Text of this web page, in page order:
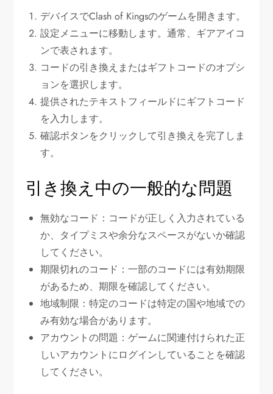
デバイスでClash of Kingsのゲームを開きます。
設定メニューに移動します。通常、ギアアイコ
ンで表されます。
コードの引き換えまたはギフトコードのオプシ
ョンを選択します。
提供されたテキストフィールドにギフトコード
を入力します。
確認ボタンをクリックして引き換えを完了しま
す。
引き換え中の一般的な問題
無効なコード：コードが正しく入力されている
か、タイプミスや余分なスペースがないか確認
してください。
期限切れのコード：一部のコードには有効期限
があるため、期限を確認してください。
地域制限：特定のコードは特定の国や地域での
み有効な場合があります。
アカウントの問題：ゲームに関連付けられた正
しいアカウントにログインしていることを確認
してください。